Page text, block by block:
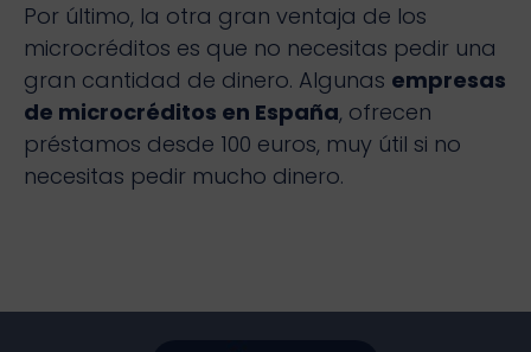
Por último, la otra gran ventaja de los
microcréditos es que no necesitas pedir una
gran cantidad de dinero. Algunas empresas
de microcréditos en España, ofrecen
préstamos desde 100 euros, muy útil si no
necesitas pedir mucho dinero.